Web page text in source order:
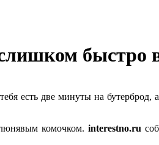
быстро
есть две минуты на бутерброд,
комочком.interestno.ru